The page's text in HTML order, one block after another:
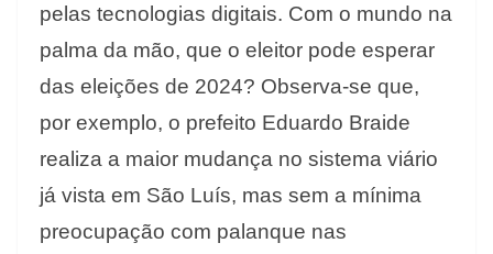
pelas tecnologias digitais. Com o mundo na
palma da mão, que o eleitor pode esperar
das eleições de 2024? Observa-se que,
por exemplo, o prefeito Eduardo Braide
realiza a maior mudança no sistema viário
já vista em São Luís, mas sem a mínima
preocupação com palanque nas